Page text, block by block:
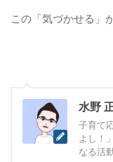
この「気づかせる」
水野
子育て
よし！
なる活